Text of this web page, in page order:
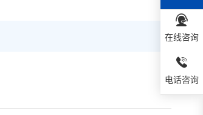
在线咨询
电话咨询